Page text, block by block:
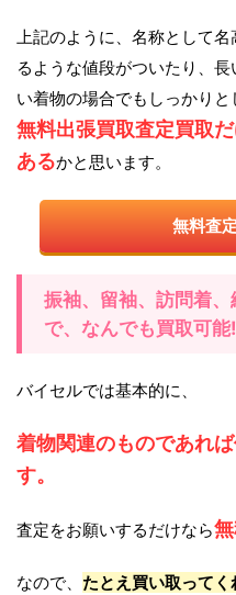
上記のように、名称として
るような値段がついたり、
い着物の場合でもしっかりと
無料出張買取査定買取
あるかと思います。
無料査
振袖、留袖、訪問着
で、なんでも買取可能
バイセルでは基本的に、
着物関連のものであれ
す。
査定をお願いするだけなら
なので、 たとえ買い取って